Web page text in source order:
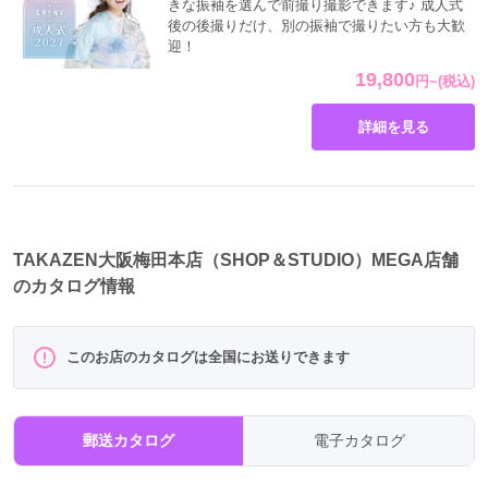
19,800円~(税込)
きな振袖を選んで前撮り撮影できます♪ 成人式
後の後撮りだけ、別の振袖で撮りたい方も大歓
迎！
詳細を見る
TAKAZEN大阪梅田本店（SHOP＆STUDIO）MEGA店舗
のカタログ情報
このお店のカタログは全国にお送りできます
郵送カタログ 電子カタログ